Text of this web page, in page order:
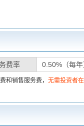
费率 0.50%（每年
和销售服务费， 无需投资者